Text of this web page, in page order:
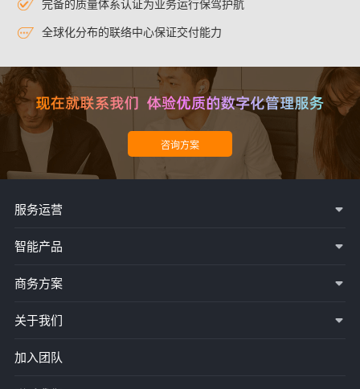
完备的质量体系认证为业务运行保驾护航
全球化分布的联络中心保证交付能力
服务运营
智能产品
商务方案
关于我们
加入团队